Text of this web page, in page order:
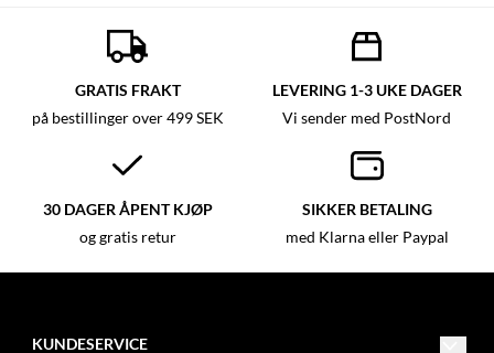
GRATIS FRAKT
på bestillinger over 499 SEK
LEVERING 1-3 UKE DAGER
Vi sender med PostNord
30 DAGER ÅPENT KJØP
og gratis retur
SIKKER BETALING
med Klarna eller Paypal
KUNDESERVICE